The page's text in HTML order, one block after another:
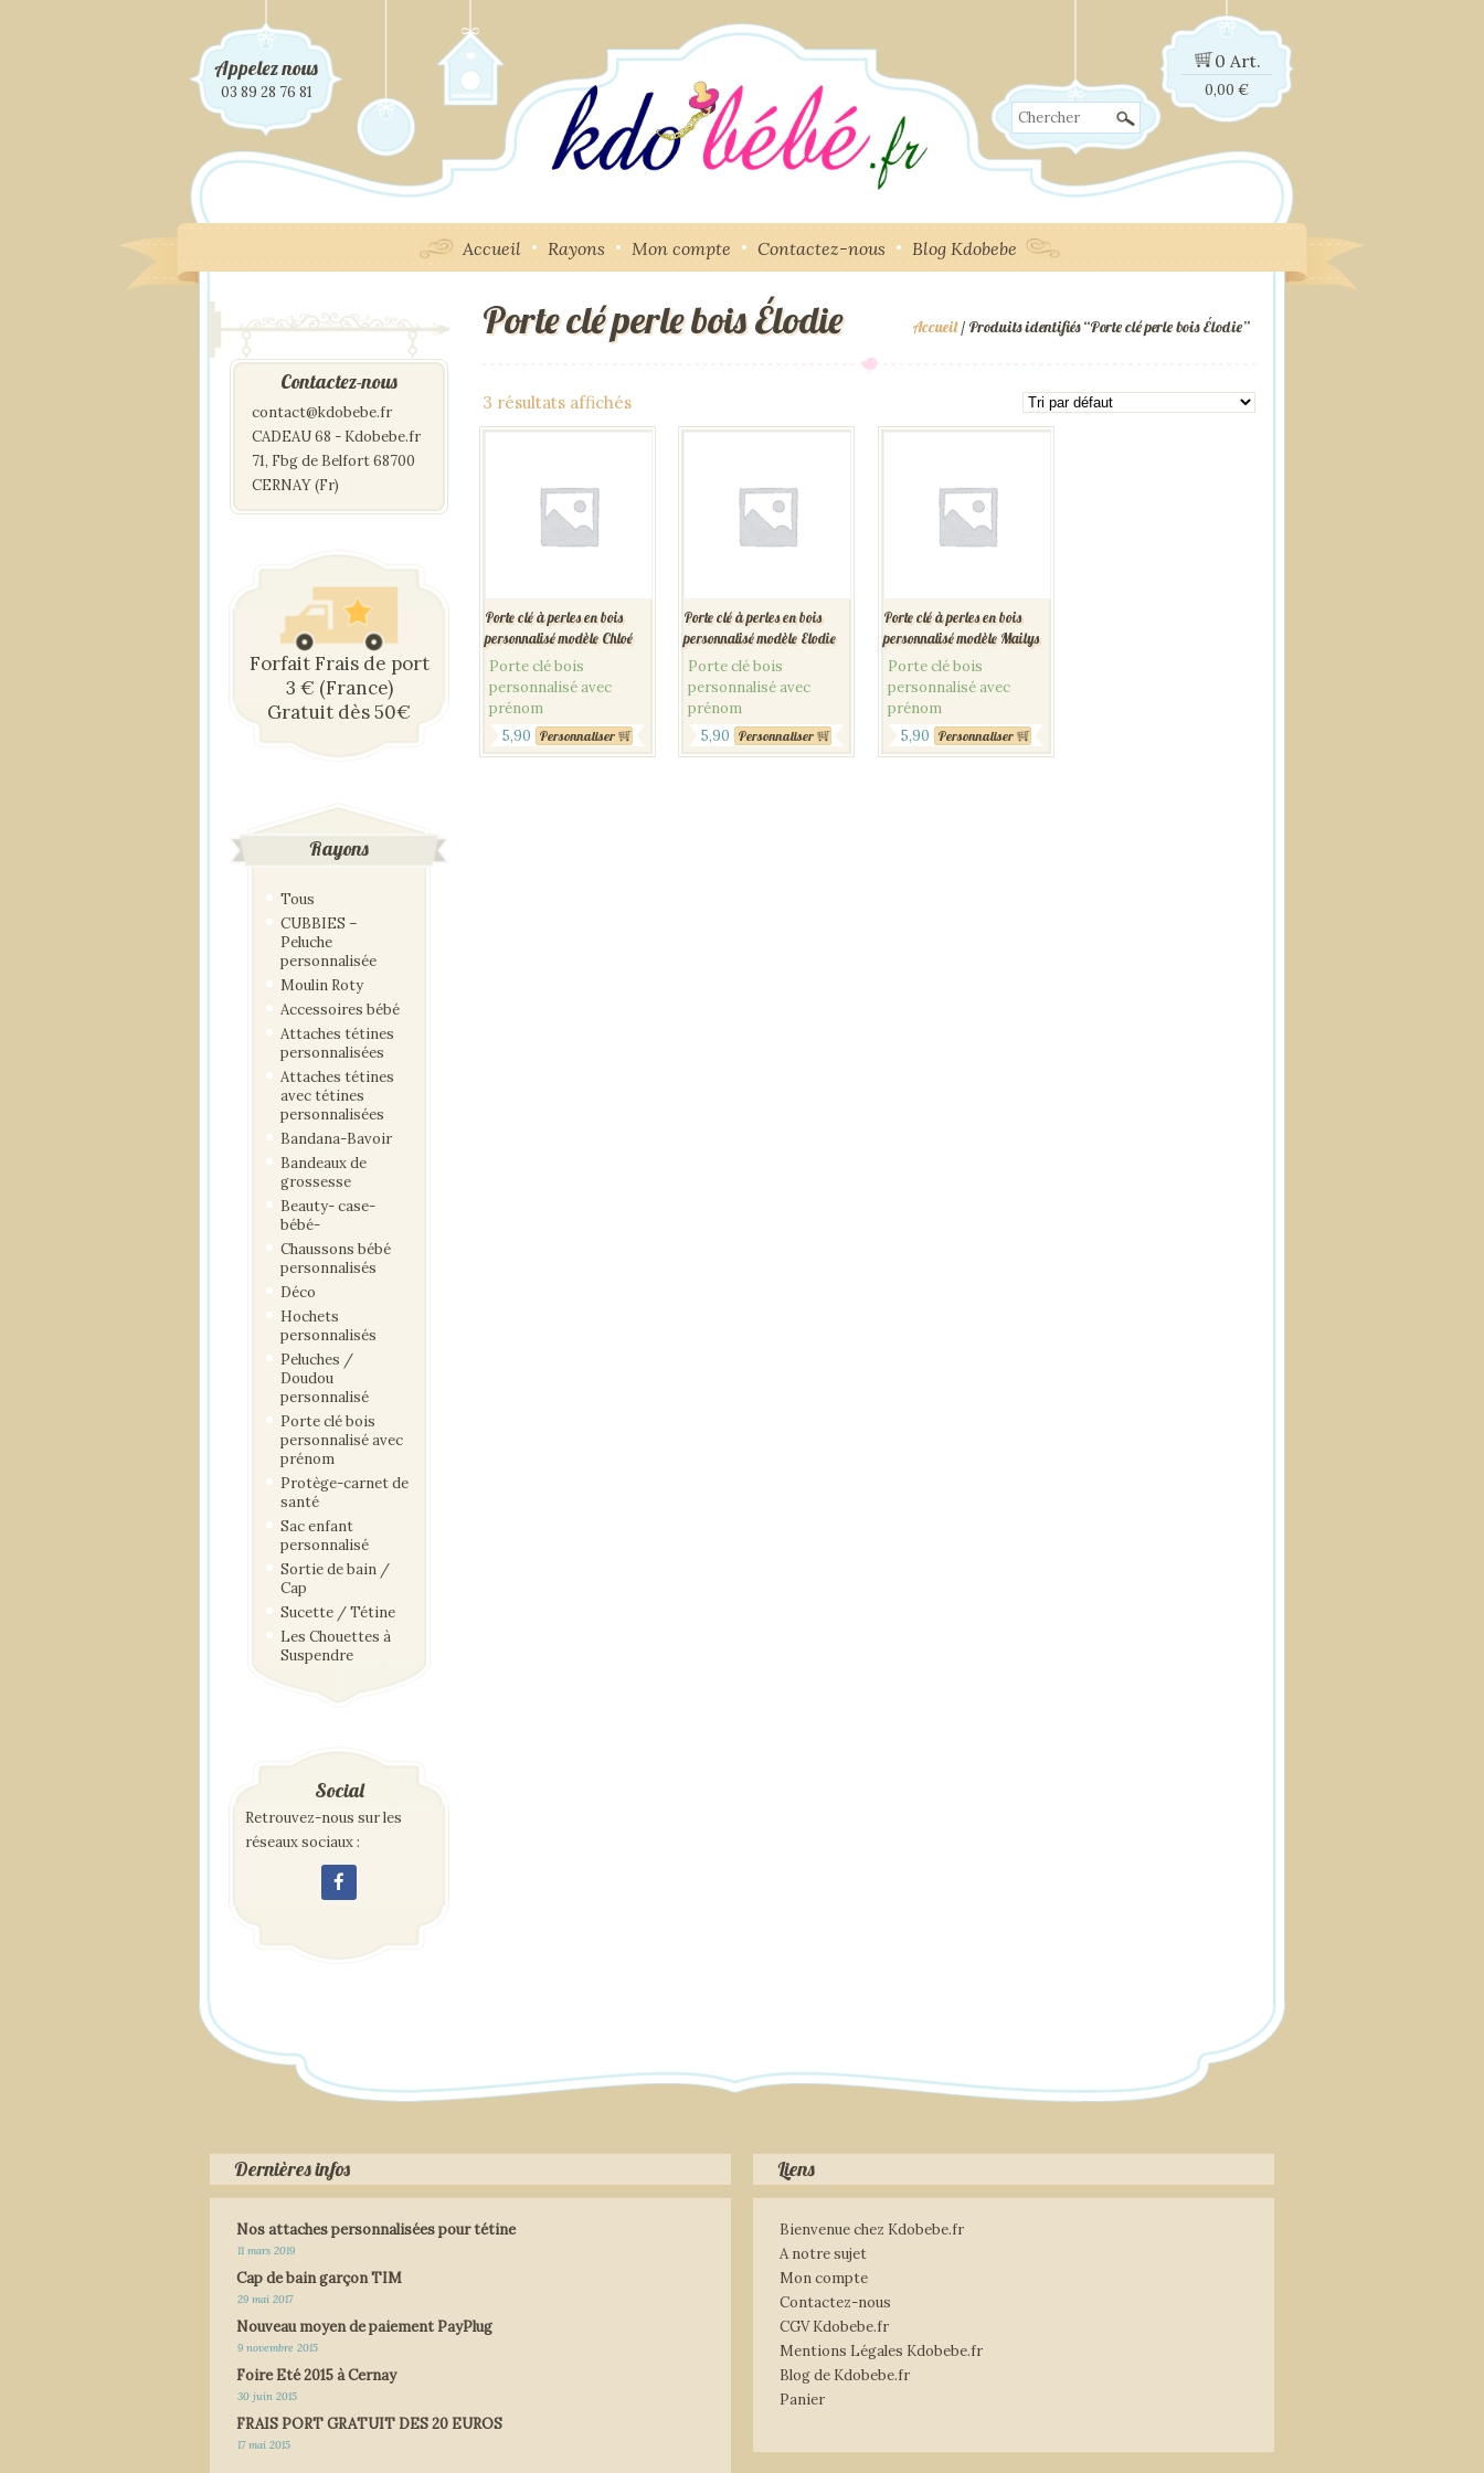
Appelez nous
03 89 28 76 81
Chercher
0 Art.
0,00 €
Accueil Rayons Mon compte Contactez-nous Blog Kdobebe
Accueil/ Produits identifiés “Porte clé perle bois Élodie”
Porte clé perle bois Élodie
3 résultats affichés
Porte clé à perles en bois
personnalisé modèle Chloé
Porte clé bois
personnalisé avec
prénom
5,90 €Personnaliser
Porte clé à perles en bois
personnalisé modèle Elodie
Porte clé bois
personnalisé avec
prénom
5,90€Personnaliser
Porte clé à perles en bois
personnalisé modèle Mailys
Porte clé bois
personnalisé avec
prénom
5,90 €Personnaliser
Contactez-nous
contact@kdobebe.fr
CADEAU 68 - Kdobebe.fr
71, Fbg de Belfort 68700
CERNAY (Fr)
Forfait Frais de port
3 € (France)
Gratuit dès 50€
Rayons
Tous
CUBBIES –
Peluche
personnalisée
Moulin Roty
Accessoires bébé
Attaches tétines
personnalisées
Attaches tétines
avec tétines
personnalisées
Bandana-Bavoir
Bandeaux de
grossesse
Beauty- case-
bébé-
Chaussons bébé
personnalisés
Déco
Hochets
personnalisés
Peluches /
Doudou
personnalisé
Porte clé bois
personnalisé avec
prénom
Protège-carnet de
santé
Sac enfant
personnalisé
Sortie de bain /
Cap
Sucette / Tétine
Les Chouettes à
Suspendre
Social
Retrouvez-nous sur les
réseaux sociaux :
Dernières infos
Nos attaches personnalisées pour tétine
11 mars 2019
Cap de bain garçon TIM
29 mai 2017
Nouveau moyen de paiement PayPlug
9 novembre 2015
Foire Eté 2015 à Cernay
30 juin 2015
FRAIS PORT GRATUIT DES 20 EUROS
17 mai 2015
Liens
Bienvenue chez Kdobebe.fr
A notre sujet
Mon compte
Contactez-nous
CGV Kdobebe.fr
Mentions Légales Kdobebe.fr
Blog de Kdobebe.fr
Panier